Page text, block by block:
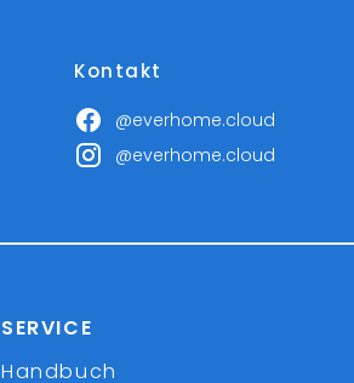
Kontakt
@everhome.cloud
@everhome.cloud
SERVICE
Handbuch